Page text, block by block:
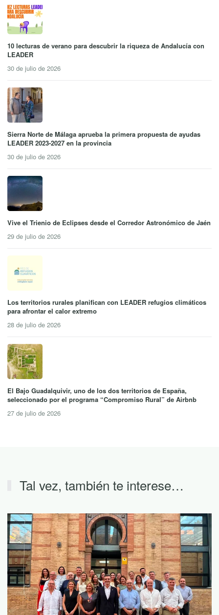
10 lecturas de verano para descubrir la riqueza de Andalucía con
LEADER
30 de julio de 2026
Sierra Norte de Málaga aprueba la primera propuesta de ayudas
LEADER 2023-2027 en la provincia
30 de julio de 2026
Vive el Trienio de Eclipses desde el Corredor Astronómico de Jaén
29 de julio de 2026
Los territorios rurales planifican con LEADER refugios climáticos
para afrontar el calor extremo
28 de julio de 2026
El Bajo Guadalquivir, uno de los dos territorios de España,
seleccionado por el programa “Compromiso Rural” de Airbnb
27 de julio de 2026
Tal vez, también te interese…